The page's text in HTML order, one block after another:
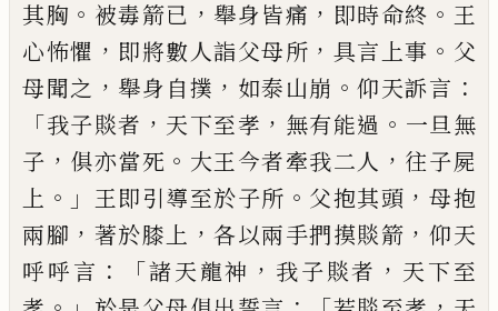
其胸 。 被毒箭已 ， 舉身皆痛 ， 即時命終 。 王
心怖懼 ， 即將數人詣父母所 ， 具言上事 。 父
母聞之 ， 舉身自撲 ， 如泰山崩 。仰天訴言 ：
「我子賧者 ， 天下至孝 ， 無有能過 。 一旦無
子 ， 俱亦當死 。 大王今者牽我二人 ， 往子屍
上 。」 王即引導至於子所 。 父抱其頭 ，母抱
兩腳 ， 著於膝上 ，各以兩手捫摸賧箭 ，仰天
呼呼言 ：「諸天龍神 ， 我子賧者 ， 天下至